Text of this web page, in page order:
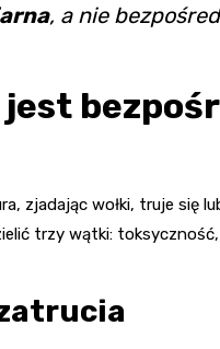
, a nie
jest
zjadając wołki, truje się
trzy wątki: